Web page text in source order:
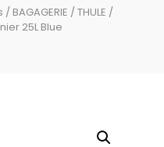
/ BAGAGERIE /THULE /
25L Blue